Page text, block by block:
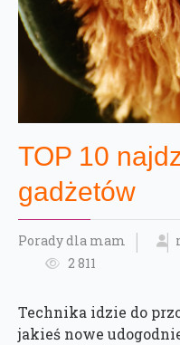
TOP 10
gadżetów
Porady dla mam
2 811
Technika idzie do
jakieś nowe